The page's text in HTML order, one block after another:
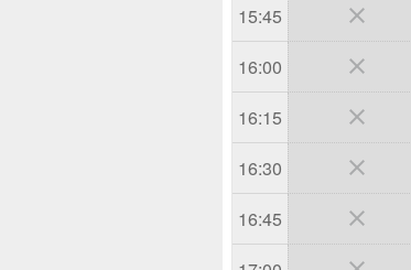
15:45 
16:00 
16:15 
16:30 
16:45 